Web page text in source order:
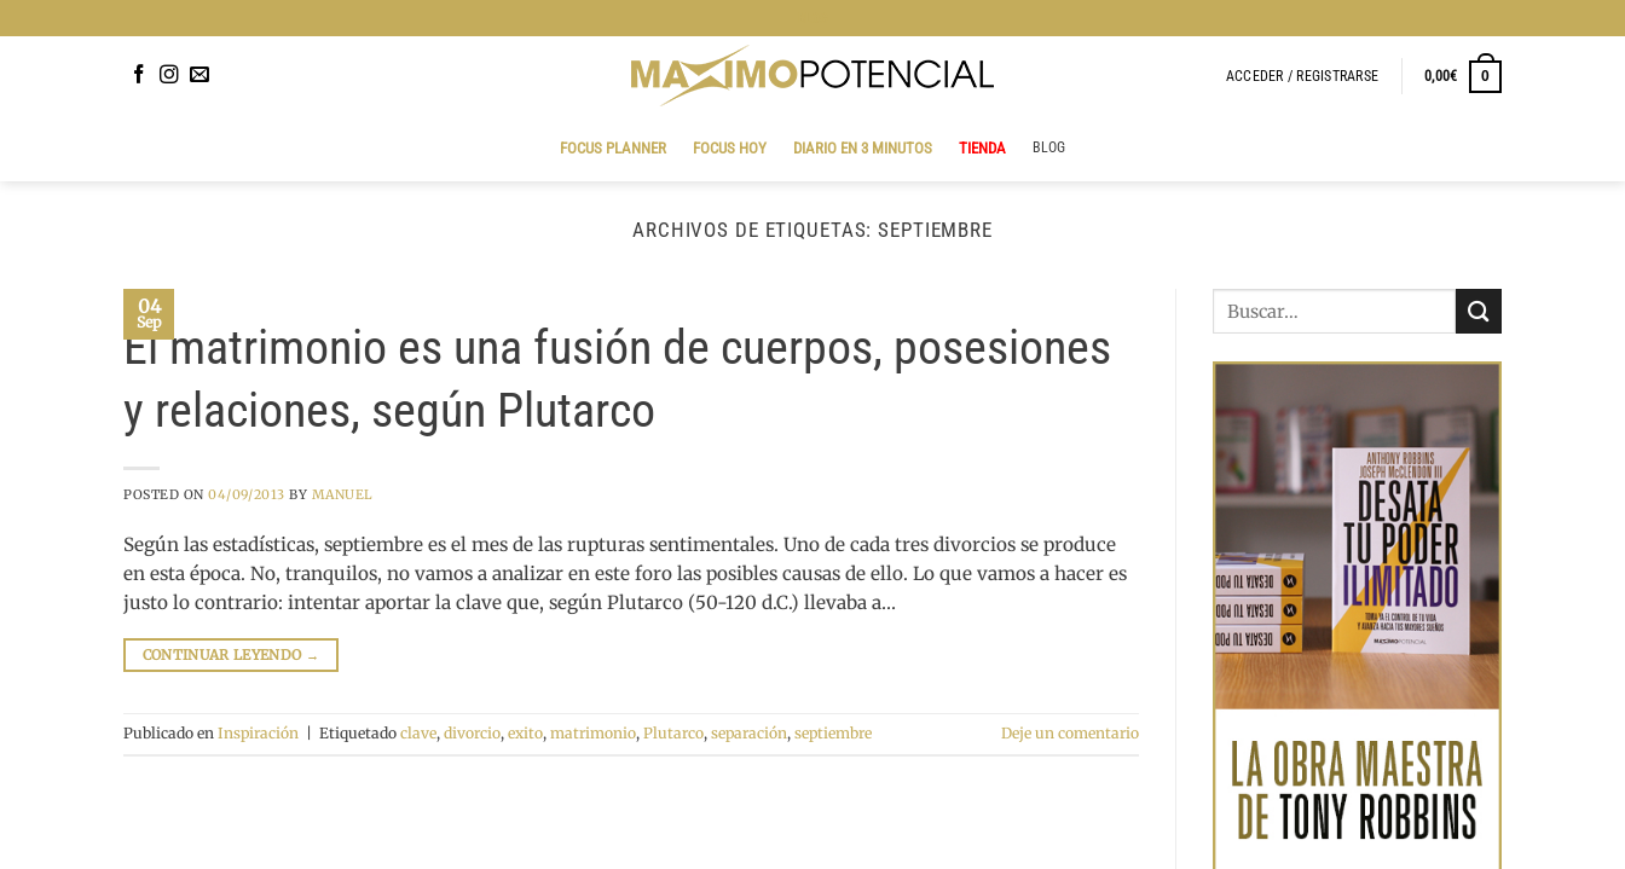
al
ACCEDER / REGISTRARSE 0,00€ 0
FOCUS PLANNER FOCUS HOY DIARIO EN 3 MINUTOS TIENDA BLOG
ARCHIVOS DE ETIQUETAS:SEPTIEMBRE
04
Sep
El matrimonio es una fusión de cuerpos, posesiones
y relaciones, según Plutarco
POSTED ON04/09/2013 BY MANUEL
Según las estadísticas, septiembre es el mes de las rupturas sentimentales. Uno de cada tres divorcios se produce
en esta época. No, tranquilos, no vamos a analizar en este foro las posibles causas de ello. Lo que vamos a hacer es
justo lo contrario: intentar aportar la clave que, según Plutarco (50-120 d.C.) llevaba a…
CONTINUAR LEYENDO →
Publicado en Inspiración Etiquetado clave, divorcio, exito, matrimonio, Plutarco, separación, septiembre Deje un comentario